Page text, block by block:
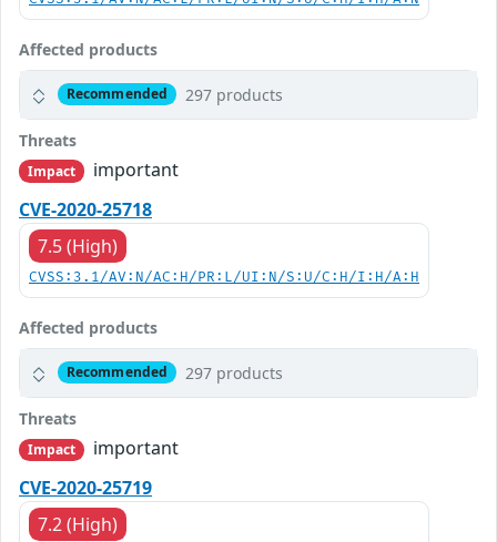
Affected products
Recommended 297 products
Threats
Impact
important
CVE-2020-25718
7.5 (High)
CVSS:3.1/AV:N/AC:H/PR:L/UI:N/S:U/C:H/I:H/A:H
Affected products
Recommended 297 products
Threats
Impact
important
CVE-2020-25719
7.2 (High)